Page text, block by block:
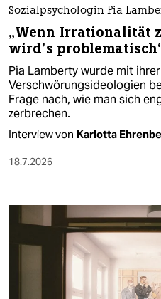
Sozialpsychologin Pia
„Wenn Irrationalität
wird’s
Pia Lamberty wurde mit
Verschwörungsideologien
Frage nach, wie man sich
zerbrechen.
Interview von Karlotta
18.7.2026